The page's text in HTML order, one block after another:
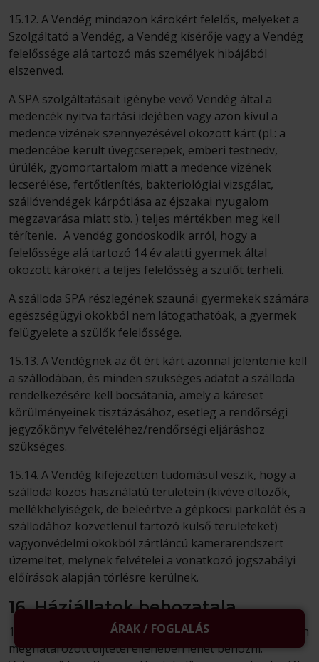
15.12. A Vendég mindazon károkért felelős, melyeket a
Szolgáltató a Vendég, a Vendég kísérője vagy a Vendég
felelőssége alá tartozó más személyek hibájából
elszenved.
A SPA szolgáltatásait igénybe vevő Vendég által a
medencék nyitva tartási idejében vagy azon kívül a
medence vizének szennyezésével okozott kárt (pl.: a
medencébe került üvegcserepek, emberi testnedv,
ürülék, gyomortartalom miatt a medence vizének
lecserélése, fertőtlenítés, bakteriológiai vizsgálat,
szállóvendégek kárpótlása az éjszakai nyugalom
megzavarása miatt stb. ) teljes mértékben meg kell
térítenie. A vendég gondoskodik arról, hogy a
felelőssége alá tartozó 14 év alatti gyermek által
okozott károkért a teljes felelősség a szülőt terheli.
A szálloda SPA részlegének szaunái gyermekek számára
egészségügyi okokból nem látogathatóak, a gyermek
felügyelete a szülők felelőssége.
15.13. A Vendégnek az őt ért kárt azonnal jelentenie kell
a szállodában, és minden szükséges adatot a szálloda
rendelkezésére kell bocsátania, amely a káreset
körülményeinek tisztázásához, esetleg a rendőrségi
jegyzőkönyv felvételéhez/rendőrségi eljáráshoz
szükséges.
15.14. A Vendég kifejezetten tudomásul veszik, hogy a
szálloda közös használatú területein (kivéve öltözők,
mellékhelyiségek, de beleértve a gépkocsi parkolót és a
szállodához közvetlenül tartozó külső területeket)
vagyonvédelmi okokból zártláncú kamerarendszert
üzemeltet, melynek felvételei a vonatkozó jogszabályi
előírások alapján törlésre kerülnek.
16. Háziállatok behozatala
16.1. A szállodába állatokat (kutya, macska) az árlistában
meghatározott díjtétel ellenében lehet behozni.
ÁRAK / FOGLALÁS